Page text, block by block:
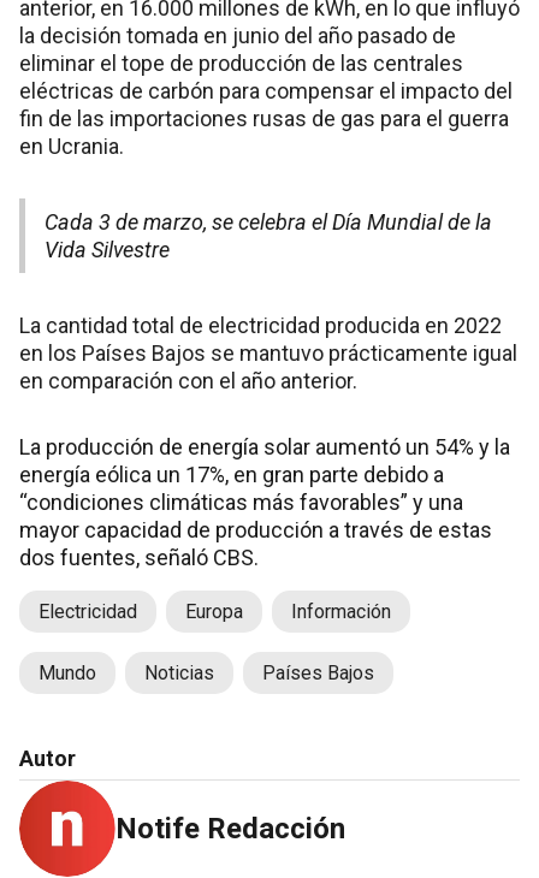
anterior, en 16.000 millones de kWh, en lo que influyó
la decisión tomada en junio del año pasado de
eliminar el tope de producción de las centrales
eléctricas de carbón para compensar el impacto del
fin de las importaciones rusas de gas para el guerra
en Ucrania.
Cada 3 de marzo, se celebra el Día Mundial de la
Vida Silvestre
La cantidad total de electricidad producida en 2022
en los Países Bajos se mantuvo prácticamente igual
en comparación con el año anterior.
La producción de energía solar aumentó un 54% y la
energía eólica un 17%, en gran parte debido a
“condiciones climáticas más favorables” y una
mayor capacidad de producción a través de estas
dos fuentes, señaló CBS.
Electricidad Europa Información
Mundo Noticias Países Bajos
Autor
Notife Redacción